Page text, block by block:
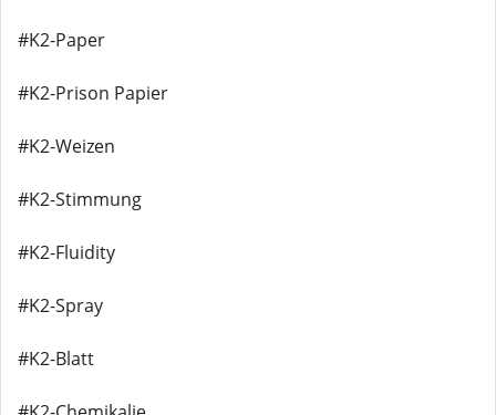
#K2-Paper
#K2-Prison Papier
#K2-Weizen
#K2-Stimmung
#K2-Fluidity
#K2-Spray
#K2-Blatt